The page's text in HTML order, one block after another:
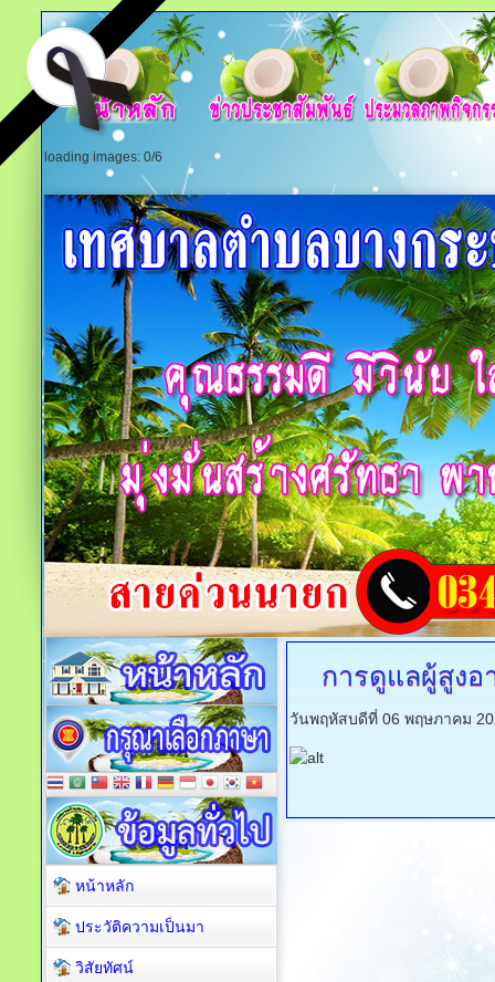
loading images: 1/6
การดูแลผู้สูง
วันพฤหัสบดีที่ 06 พฤษภาคม
หน้าหลัก
ประวัติความเป็นมา
วิสัยทัศน์